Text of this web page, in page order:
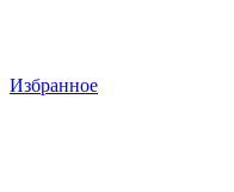
Избранное